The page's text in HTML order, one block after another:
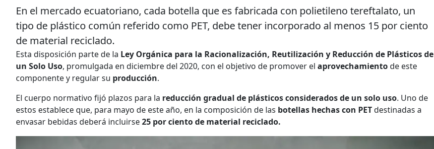
En el mercado ecuatoriano, cada botella que es fabricada con polietileno tereftalato, un
tipo de plástico común referido como PET, debe tener incorporado al menos 15 por ciento
de material reciclado.
Esta disposición parte de la Ley Orgánica para la Racionalización, Reutilización y Reducción de Plásticos de
un Solo Uso, promulgada en diciembre del 2020, con el objetivo de promover el aprovechamientode este
componente y regular su producción.
El cuerpo normativo fijó plazos para la reducción gradual de plásticos considerados de un solo uso. Uno de
estos establece que, para mayo de este año, en la composición de las botellas hechas con PETdestinadas a
envasar bebidas deberá incluirse25 por ciento de material reciclado.